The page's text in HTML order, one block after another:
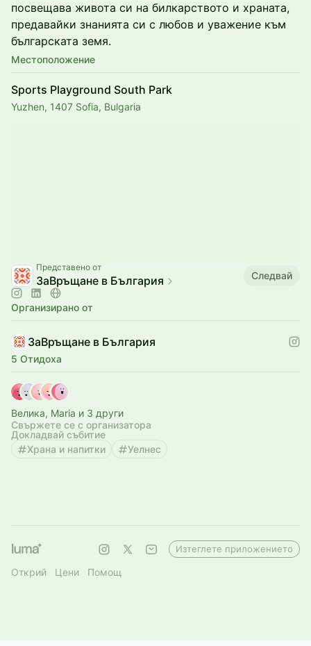
посвещава живота си на билкарството и храната,
предавайки знанията си с любов и уважение към
българската земя.
Местоположение
Sports Playground South Park
Yuzhen, 1407 Sofia, Bulgaria
Представено от
ЗаВръщане в България Следвай
Организирано от
ЗаВръщане в България
5 Отидоха
Велика, Maria и 3 други
Свържете се с организатора
Докладвай събитие
Храна и напитки
Уелнес
Открий Цени Помощ
Изтеглете приложението